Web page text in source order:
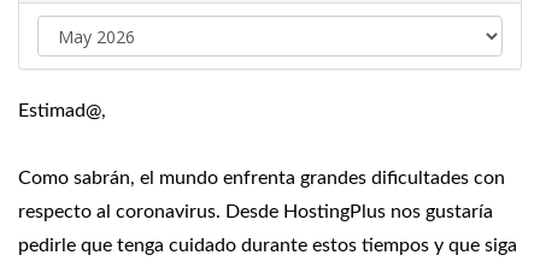
Estimad@,
Como sabrán, el mundo enfrenta grandes dificultades con
respecto al coronavirus. Desde HostingPlus nos gustaría
pedirle que tenga cuidado durante estos tiempos y que siga